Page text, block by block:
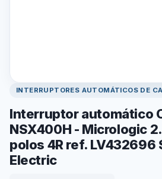
INTERRUPTORES AUTOMÁTICOS DE
Interruptor automático
NSX400H - Micrologic
polos 4R ref. LV432696
Electric